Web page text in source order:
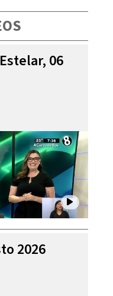
06
2026